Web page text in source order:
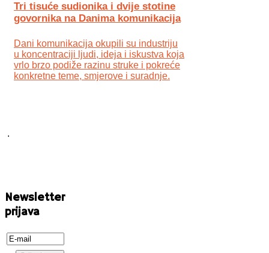
Tri tisuće sudionika i dvije stotine
govornika na Danima komunikacija
Dani komunikacija okupili su industriju
u koncentraciji ljudi, ideja i iskustva koja
vrlo brzo podiže razinu struke i pokreće
konkretne teme, smjerove i suradnje.
.
Newsletter
prijava